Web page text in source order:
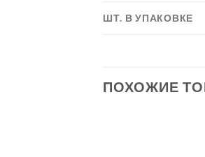
ШТ. В УПАКОВКЕ
ПОХОЖИЕ